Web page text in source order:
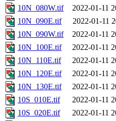
10N_080W.tif
2022-01-11
10N_090E.tif
2022-01-11
10N_090W.tif
2022-01-11
10N_100E.tif
2022-01-11
10N_110E.tif
2022-01-11
10N_120E.tif
2022-01-11
10N_130E.tif
2022-01-11
10S_010E.tif
2022-01-11
10S_020E.tif
2022-01-11